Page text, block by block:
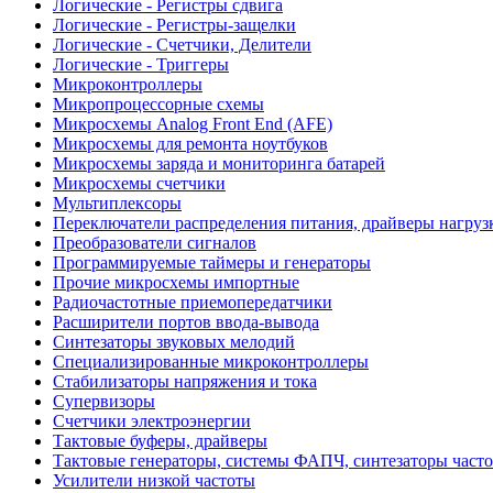
Логические - Регистры сдвига
Логические - Регистры-защелки
Логические - Счетчики, Делители
Логические - Триггеры
Микроконтроллеры
Микропроцессорные схемы
Микросхемы Analog Front End (AFE)
Микросхемы для ремонта ноутбуков
Микросхемы заряда и мониторинга батарей
Микросхемы счетчики
Мультиплексоры
Переключатели распределения питания, драйверы
Преобразователи сигналов
Программируемые таймеры и генераторы
Прочие микросхемы импортные
Радиочастотные приемопередатчики
Расширители портов ввода-вывода
Синтезаторы звуковых мелодий
Специализированные микроконтроллеры
Стабилизаторы напряжения и тока
Супервизоры
Счетчики электроэнергии
Тактовые буферы, драйверы
Тактовые генераторы, системы ФАПЧ, синтезаторы
Усилители низкой частоты